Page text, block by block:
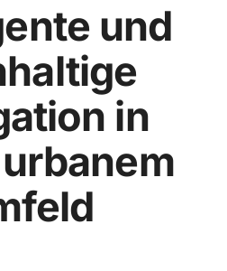
und
in